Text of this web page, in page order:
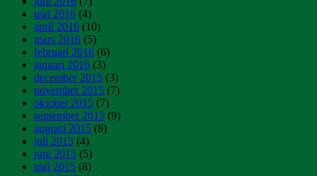
maj 2016 (4)
april 2016 (10)
mars 2016 (5)
februari 2016 (6)
januari 2016 (3)
december 2015 (3)
november 2015 (7)
oktober 2015 (7)
september 2015 (9)
augusti 2015 (8)
juli 2015 (4)
juni 2015 (5)
maj 2015 (8)